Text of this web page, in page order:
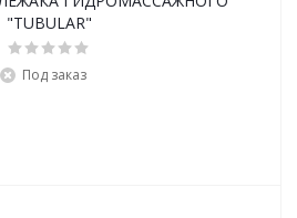
"TUBULAR"
Под заказ